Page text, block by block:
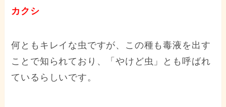
カクシ
何ともキレイな虫ですが、この種も毒液を出す
ことで知られており、「やけど虫」とも呼ばれ
ているらしいです。